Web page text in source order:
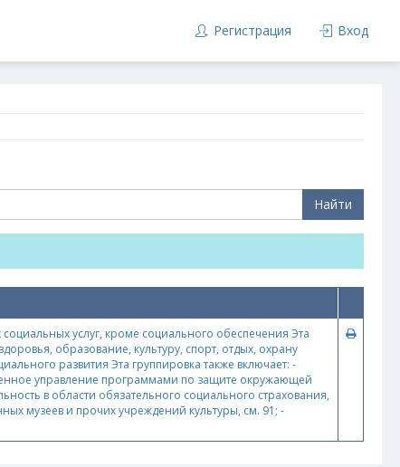
Регистрация Вход
Найти
услуг, кроме социального обеспечения Эта
образование, культуру, спорт, отдых, охрану
развития Эта группировка также включает: -
управление программами по защите окружающей
в области обязательного социального страхования,
музеев и прочих учреждений культуры, см. 91; -